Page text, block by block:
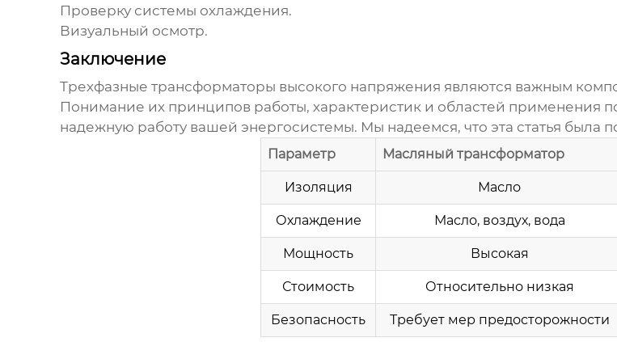
Проверку системы охлаждения.
Визуальный осмотр.
Заключение
Трехфазные трансформаторы высокого напряжения являются важным
Понимание их принципов работы, характеристик и областей применения
надежную работу вашей энергосистемы. Мы надеемся, что эта статья была
Параметр Масляный трансформатор
Изоляция Масло
Охлаждение Масло, воздух, вода
Мощность Высокая
Стоимость Относительно низкая
Безопасность Требует мер предосторожности